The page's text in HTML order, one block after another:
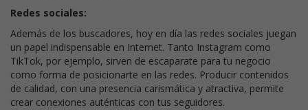
Redes sociales:
Además de los buscadores, hoy en día las redes sociales juegan
un papel indispensable en Internet. Tanto Instagram como
TikTok, por ejemplo, sirven de escaparate para tu negocio
como forma de posicionarte en las redes. Producir contenidos
de calidad, con una presencia carismática y atractiva, permite
crear conexiones auténticas con tus seguidores.